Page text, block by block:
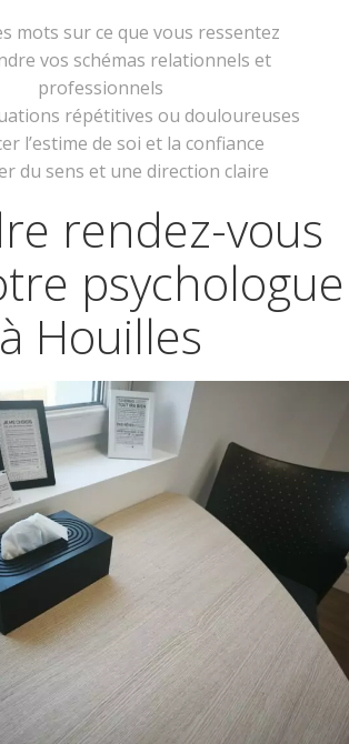
mots sur ce que vous ressentez
vos schémas relationnels et
professionnels
répétitives ou douloureuses
l’estime de soi et la confiance
du sens et une direction claire
rendez-vous
psychologue
à Houilles